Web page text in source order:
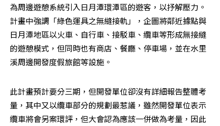
為周邊遊憩系統引入日月潭環潭區的遊客，以抒解壓力。
計畫中強調「綠色運具之無縫接軌」，企圖將鄰近據點與
日月潭地區以火車、自行車、接駁車、纜車等形成無接縫
的遊憩模式，但同時也有商店、餐廳、停車場，並在水里
溪周邊開發度假旅館等設施。
此計畫預計要分三期，但開發單位卻沒有詳細報告整體考
量，其中又以纜車部分的規劃最惹議，雖然開發單位表示
纜車將會另案環評，但大會認為應該一併做為考量，因此